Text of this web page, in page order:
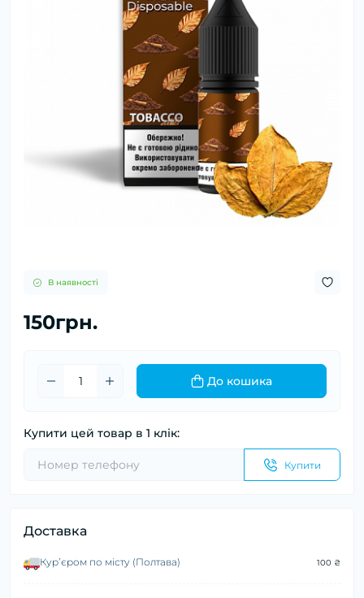
В наявності
150грн.
До кошика
Купити цей товар в 1 клік:
Купити
Доставка
Курʼєром по місту (Полтава) 100 ₴